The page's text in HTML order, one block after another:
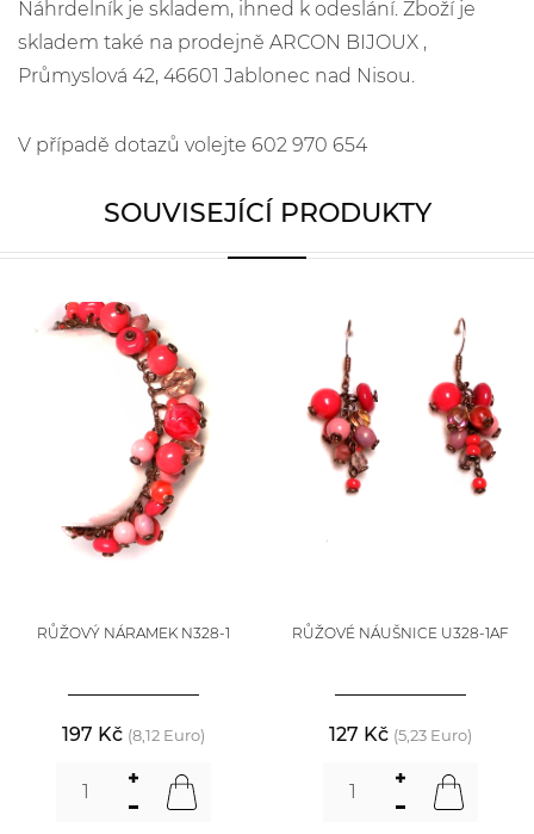
Náhrdelník je skladem, ihned k odeslání. Zboží je
skladem také na prodejně ARCON BIJOUX ,
Průmyslová 42, 46601 Jablonec nad Nisou.
V případě dotazů volejte 602 970 654
SOUVISEJÍCÍ PRODUKTY
RŮŽOVÝ NÁRAMEK N328-1
197 Kč (8,12 Euro)
RŮŽOVÉ NÁUŠNICE U328-1AF
127 Kč (5,23 Euro)